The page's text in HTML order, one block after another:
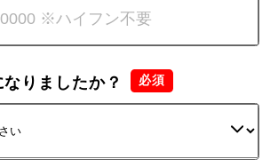
りましたか？